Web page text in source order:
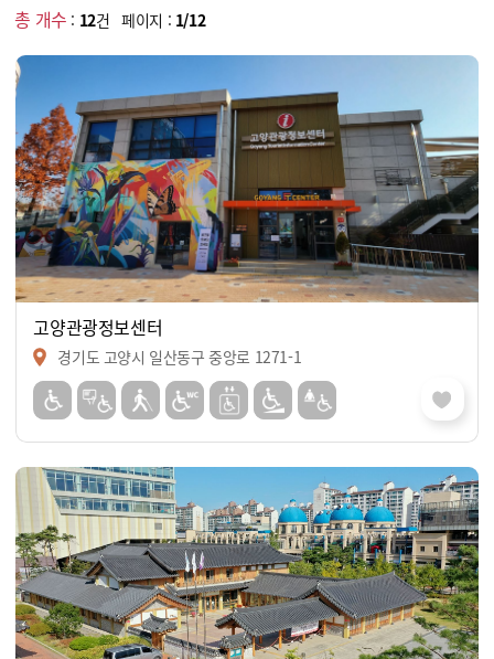
총 개수 : 12건 페이지 : 1/12
고양관광정보센터
경기도 고양시 일산동구 중앙로 1271-1